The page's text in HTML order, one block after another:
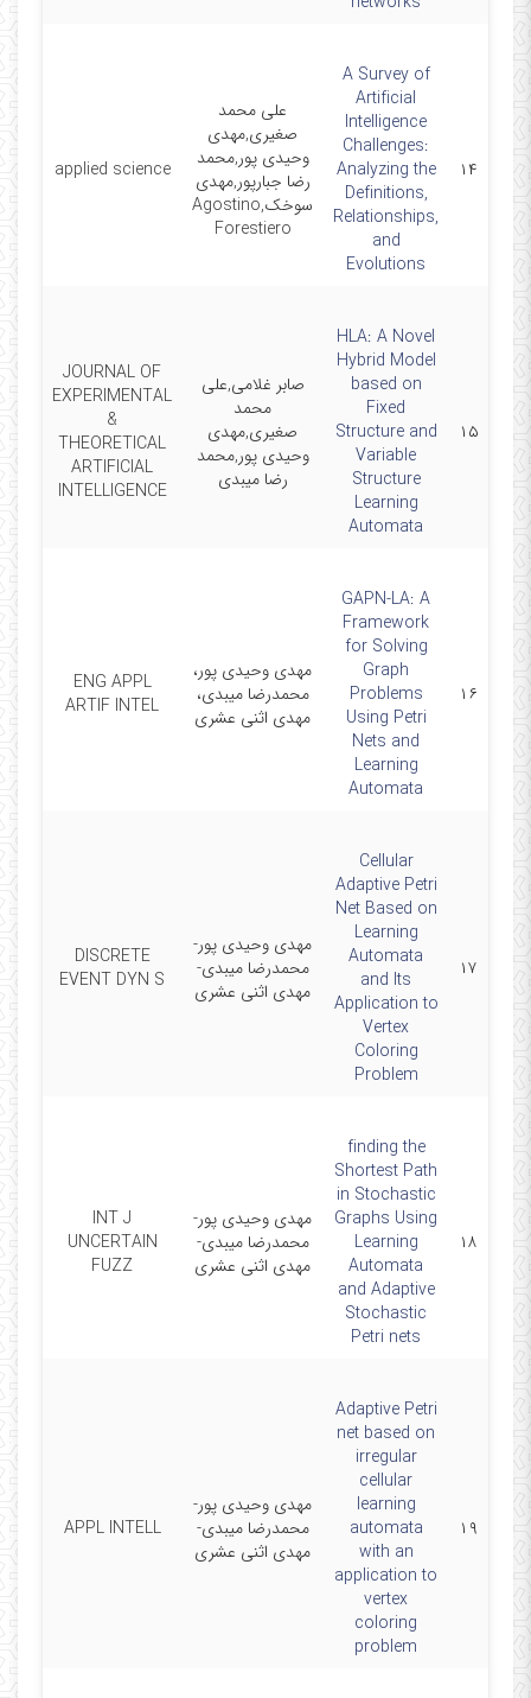
۱۴
A Survey of
Artificial
Intelligence
Challenges:
Analyzing the
Definitions,
Relationships,
and
Evolutions
علی محمد
صغیری,مهدی
وحیدی پور,محمد
رضا جبارپور,مهدی
سوخک,Agostino
Forestiero
applied science
۱۵
HLA: A Novel
Hybrid Model
based on
Fixed
Structure and
Variable
Structure
Learning
Automata
صابر غلامی,علی
محمد
صغیری,مهدی
وحیدی پور,محمد
رضا میبدی
JOURNAL OF
EXPERIMENTAL
&
THEORETICAL
ARTIFICIAL
INTELLIGENCE
۱۶
GAPN-LA: A
Framework
for Solving
Graph
Problems
Using Petri
Nets and
Learning
Automata
مهدی وحیدی پور،
محمدرضا میبدی،
مهدی اثنی عشری
ENG APPL
ARTIF INTEL
۱۷
Cellular
Adaptive Petri
Net Based on
Learning
Automata
and Its
Application to
Vertex
Coloring
Problem
مهدی وحیدی پور-
محمدرضا میبدی-
مهدی اثنی عشری
DISCRETE
EVENT DYN S
۱۸
finding the
Shortest Path
in Stochastic
Graphs Using
Learning
Automata
and Adaptive
Stochastic
Petri nets
مهدی وحیدی پور-
محمدرضا میبدی-
مهدی اثنی عشری
INT J
UNCERTAIN
FUZZ
۱۹
Adaptive Petri
net based on
irregular
cellular
learning
automata
with an
application to
vertex
coloring
problem
مهدی وحیدی پور-
محمدرضا میبدی-
مهدی اثنی عشری
APPL INTELL